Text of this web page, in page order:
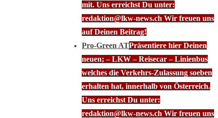
mit. Uns erreichst Du unter:
redaktion@lkw-news.ch Wir freuen uns
auf Deinen Beitrag!
Pro-Green ATPräsentiere hier Deinen
neuen; – LKW – Reisecar – Linienbus
welches die Verkehrs-Zulassung soeben
erhalten hat, innerhalb von Österreich.
Uns erreichst Du unter:
redaktion@lkw-news.ch Wir freuen uns